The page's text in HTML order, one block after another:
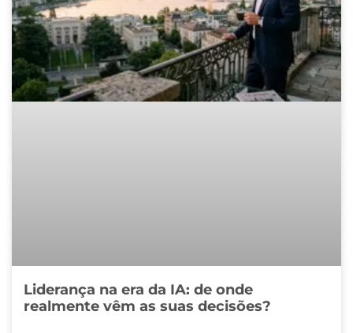
Liderança na era da IA: de onde
realmente vêm as suas decisões?